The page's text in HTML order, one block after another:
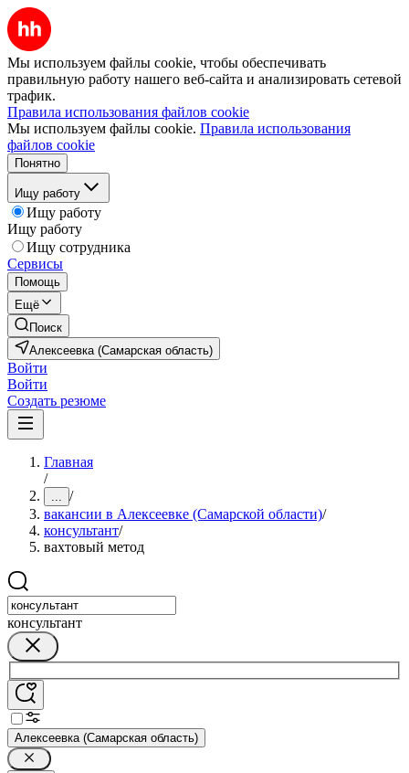
Мы используем файлы cookie, чтобы обеспечивать
правильную работу нашего веб-сайта и анализировать сетевой
трафик.
Правила использования файлов cookie
Мы используем файлы cookie. Правила использования
файлов cookie
Понятно
Ищу работу
Ищу работу
Ищу работу
Ищу сотрудника
Сервисы
Помощь
Ещё
Поиск
Алексеевка (Самарская область)
Войти
Войти
Создать резюме
Главная
/
... /
вакансии в Алексеевке (Самарской области)/
консультант/
вахтовый метод
консультант
Алексеевка (Самарская область)